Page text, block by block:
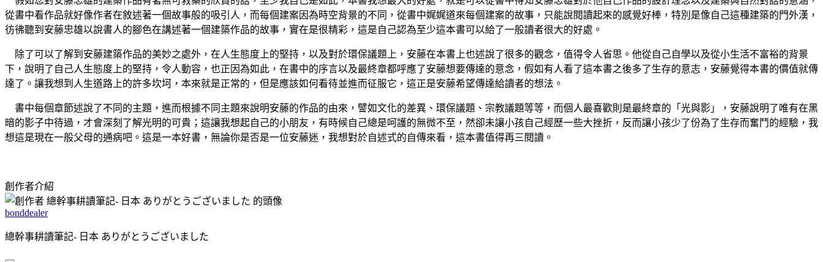
從書中看作品就好像作者在敘述著一個故事般的吸引人，而每個建案因為時空背景的不同，從書中娓娓道來每個建案的故事，只能說閱讀起來的感覺好棒，特別是像自己這種建築的門外漢，
彷彿聽到安藤忠雄以說書人的腳色在講述著一個建築作品的故事，實在是很精彩，這是自己認為至少這本書可以給了一般讀者很大的好處。
除了可以了解到安藤建築作品的美妙之處外，在人生態度上的堅持，以及對於環保議題上，安藤在本書上也述說了很多的觀念，值得令人省思。他從自己自學以及從小生活不富裕的背景
下，說明了自己人生態度上的堅持，令人動容，也正因為如此，在書中的序言以及最終章都呼應了安藤想要傳達的意念，假如有人看了這本書之後多了生存的意志，安藤覺得本書的價值就傳
達了。讓我想到人生道路上的許多坎坷，本來就是正常的，但是應該如何看待並進而征服它，這正是安藤希望傳達給讀者的想法。
書中每個章節述說了不同的主題，進而根據不同主題來說明安藤的作品的由來，譬如文化的差異、環保議題、宗教議題等等，而個人最喜歡則是最終章的「光與影」，安藤說明了唯有在黑
暗的影子中待過，才會深刻了解光明的可貴；這讓我想起自己的小朋友，有時候自己總是呵護的無微不至，然卻未讓小孩自己經歷一些大挫折，反而讓小孩少了份為了生存而奮鬥的經驗，我
想這是現在一般父母的通病吧。這是一本好書，無論你是否是一位安藤迷，我想對於自述式的自傳來看，這本書值得再三閱讀。
創作者介紹
bonddealer
總幹事耕讀筆記- 日本 ありがとうございました